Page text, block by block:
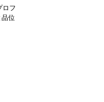
ロフ
位